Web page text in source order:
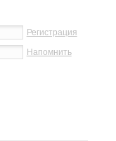
Регистрация
Напомнить